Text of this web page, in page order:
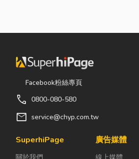
候？」、「七
該買什
麼？」。相較
於西洋情人
了東方的浪漫
色彩與儀式
著生活節奏加
料行採購。除
照施工需求，
馬達、衛浴設
關產品。 無論
Facebook粉絲專頁
call 0800-080-580
mail service@chyp.com.tw
SuperhiPage
關於我們
廣告媒體
線上媒體